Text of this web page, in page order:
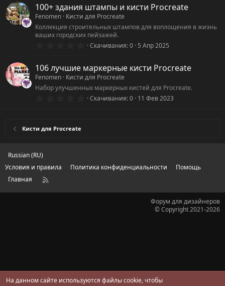
0
з
в
ё
з
100+ здания штампы и кисти Procreate
Fenomen Кисти для Procreate
Коллекция строительных штампов для воплощения в жизнь
ваших городских пейзажей.
0
0
з
в
ё
д
Скачивания 0 5 Апр 2025
106 лучшие маркерные кисти Procreate
Fenomen Кисти для Procreate
Набор улучшенных маркерных кистей для Procreate.
0Скачивания 0 11 Фев 2023
Кисти для Procreate
Russian (RU)
Условия и правила
Политика конфиденциальности
Помощь
Главная
R
Форум для дизайнеров
© Copyright 2021-2026
На данном сайте используются файлы cookie, чтобы